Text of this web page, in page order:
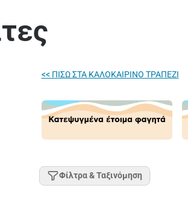
<< ΠΙΣΩ ΣΤΑ ΚΑΛΟΚΑΙΡΙΝΟ ΤΡΑΠΕΖΙ
Φίλτρα & Ταξινόμηση